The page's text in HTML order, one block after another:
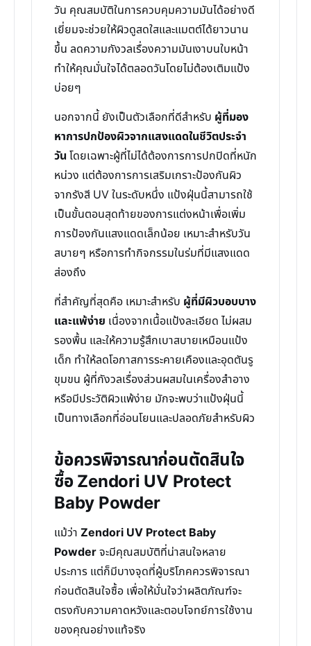
วัน คุณสมบัติในการควบคุมความมันได้อย่างดี
เยี่ยมจะช่วยให้ผิวดูสดใสและแมตต์ได้ยาวนาน
ขึ้น ลดความกังวลเรื่องความมันเงาบนใบหน้า
ทำให้คุณมั่นใจได้ตลอดวันโดยไม่ต้องเติมแป้ง
บ่อยๆ
นอกจากนี้ ยังเป็นตัวเลือกที่ดีสำหรับ ผู้ที่มอง
หาการปกป้องผิวจากแสงแดดในชีวิตประจำ
วัน โดยเฉพาะผู้ที่ไม่ได้ต้องการการปกปิดที่หนัก
หน่วง แต่ต้องการการเสริมเกราะป้องกันผิว
จากรังสี UV ในระดับหนึ่ง แป้งฝุ่นนี้สามารถใช้
เป็นขั้นตอนสุดท้ายของการแต่งหน้าเพื่อเพิ่ม
การป้องกันแสงแดดเล็กน้อย เหมาะสำหรับวัน
สบายๆ หรือการทำกิจกรรมในร่มที่มีแสงแดด
ส่องถึง
ที่สำคัญที่สุดคือ เหมาะสำหรับ ผู้ที่มีผิวบอบบาง
และแพ้ง่าย เนื่องจากเนื้อแป้งละเอียด ไม่ผสม
รองพื้น และให้ความรู้สึกเบาสบายเหมือนแป้ง
เด็ก ทำให้ลดโอกาสการระคายเคืองและอุดตันรู
ขุมขน ผู้ที่กังวลเรื่องส่วนผสมในเครื่องสำอาง
หรือมีประวัติผิวแพ้ง่าย มักจะพบว่าแป้งฝุ่นนี้
เป็นทางเลือกที่อ่อนโยนและปลอดภัยสำหรับผิว
ข้อควรพิจารณาก่อนตัดสินใจ
ซื้อ Zendori UV Protect
Baby Powder
แม้ว่า Zendori UV Protect Baby
Powderจะมีคุณสมบัติที่น่าสนใจหลาย
ประการ แต่ก็มีบางจุดที่ผู้บริโภคควรพิจารณา
ก่อนตัดสินใจซื้อ เพื่อให้มั่นใจว่าผลิตภัณฑ์จะ
ตรงกับความคาดหวังและตอบโจทย์การใช้งาน
ของคุณอย่างแท้จริง